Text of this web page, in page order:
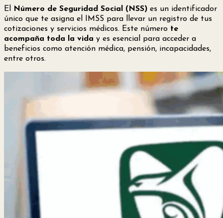
El Número de Seguridad Social (NSS) es un identificador
único que te asigna el IMSS para llevar un registro de tus
cotizaciones y servicios médicos. Este número te
acompaña toda la vida y es esencial para acceder a
beneficios como atención médica, pensión, incapacidades,
entre otros.